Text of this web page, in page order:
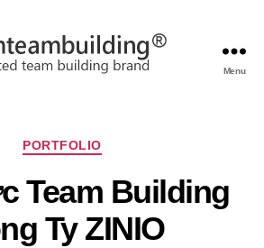
Menu
Chuyên
PORTFOLIO
Team Building
Ty ZINIO